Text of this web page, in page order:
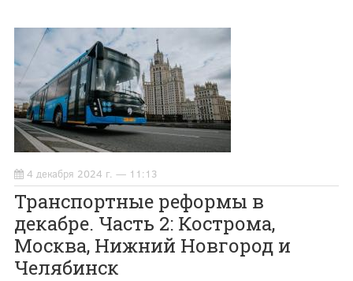
4 декабря 2024 г. — 11:13
Транспортные реформы в
декабре. Часть 2: Кострома,
Москва, Нижний Новгород и
Челябинск